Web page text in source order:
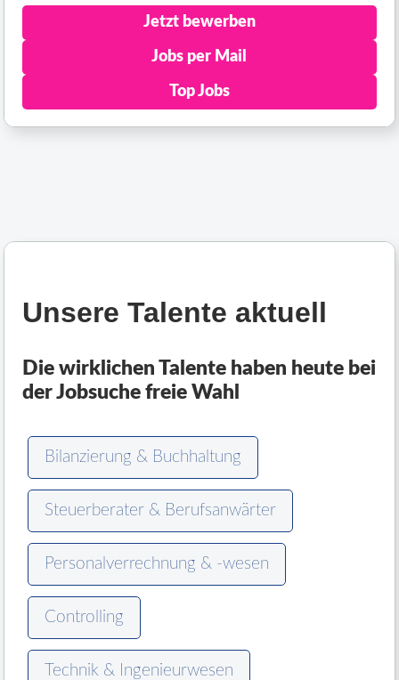
Jetzt bewerben
Jobs per Mail
Top Jobs
Unsere Talente aktuell
Die wirklichen Talente haben heute bei
der Jobsuche freie Wahl
Bilanzierung & Buchhaltung
Steuerberater & Berufsanwärter
Personalverrechnung & -wesen
Controlling
Technik & Ingenieurwesen